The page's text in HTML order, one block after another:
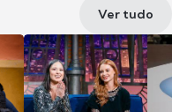
Ver tudo